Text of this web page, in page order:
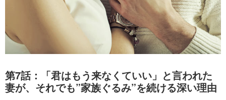
第7話：「君はもう来なくていい」と言われた
妻が、それでも”家族ぐるみ”を続ける深い理由